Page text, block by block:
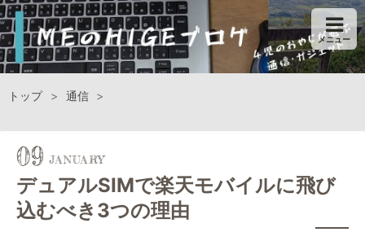
メニュー
トップ > 通信 >
09
デュアルSIMで楽天モバイルに飛び
込むべき3つの理由